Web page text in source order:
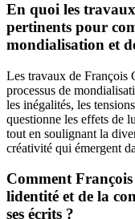
En quoi les
pertinents pour
mondialisation et
Les travaux de François
processus de
les inégalités, les
questionne les effets de
tout en soulignant la
créativité qui émergent
Comment
lidentité et de la
ses écrits ?